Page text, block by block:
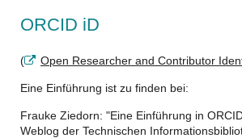
ORCID iD
( Open Researcher and Contributor
Eine Einführung ist zu finden bei:
Frauke Ziedorn: "Eine Einführung in
Weblog der Technischen